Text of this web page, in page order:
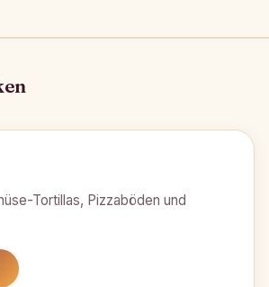
Tortillas, Pizzaböden und